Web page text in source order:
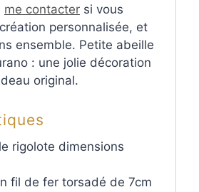
me contacter si vous
personnalisée, et
ensemble. Petite abeille
: une jolie décoration
original.
rigolote dimensions
fil de fer torsadé de 7cm